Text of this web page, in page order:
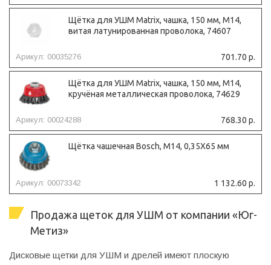
Щётка для УШМ Matrix, чашка, 150 мм, М14,
витая латунированная проволока, 74607
Арикул: 00035276 701.70 р.
Щётка для УШМ Matrix, чашка, 150 мм, М14,
кручёная металлическая проволока, 74629
Арикул: 00024288 768.30 р.
Щётка чашечная Bosch, М14, 0,35X65 мм
Арикул: 00073342 1 132.60 р.
Продажа щеток для УШМ от компании «Юг-
Метиз»
Дисковые щетки для УШМ и дрелей имеют плоскую